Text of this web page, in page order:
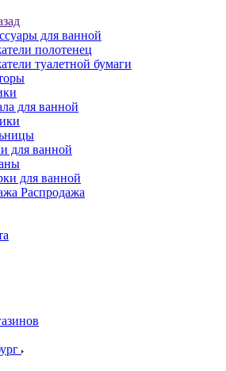
для ванной
полотенец
туалетной бумаги
для ванной
для ванной
для ванной
Распродажа